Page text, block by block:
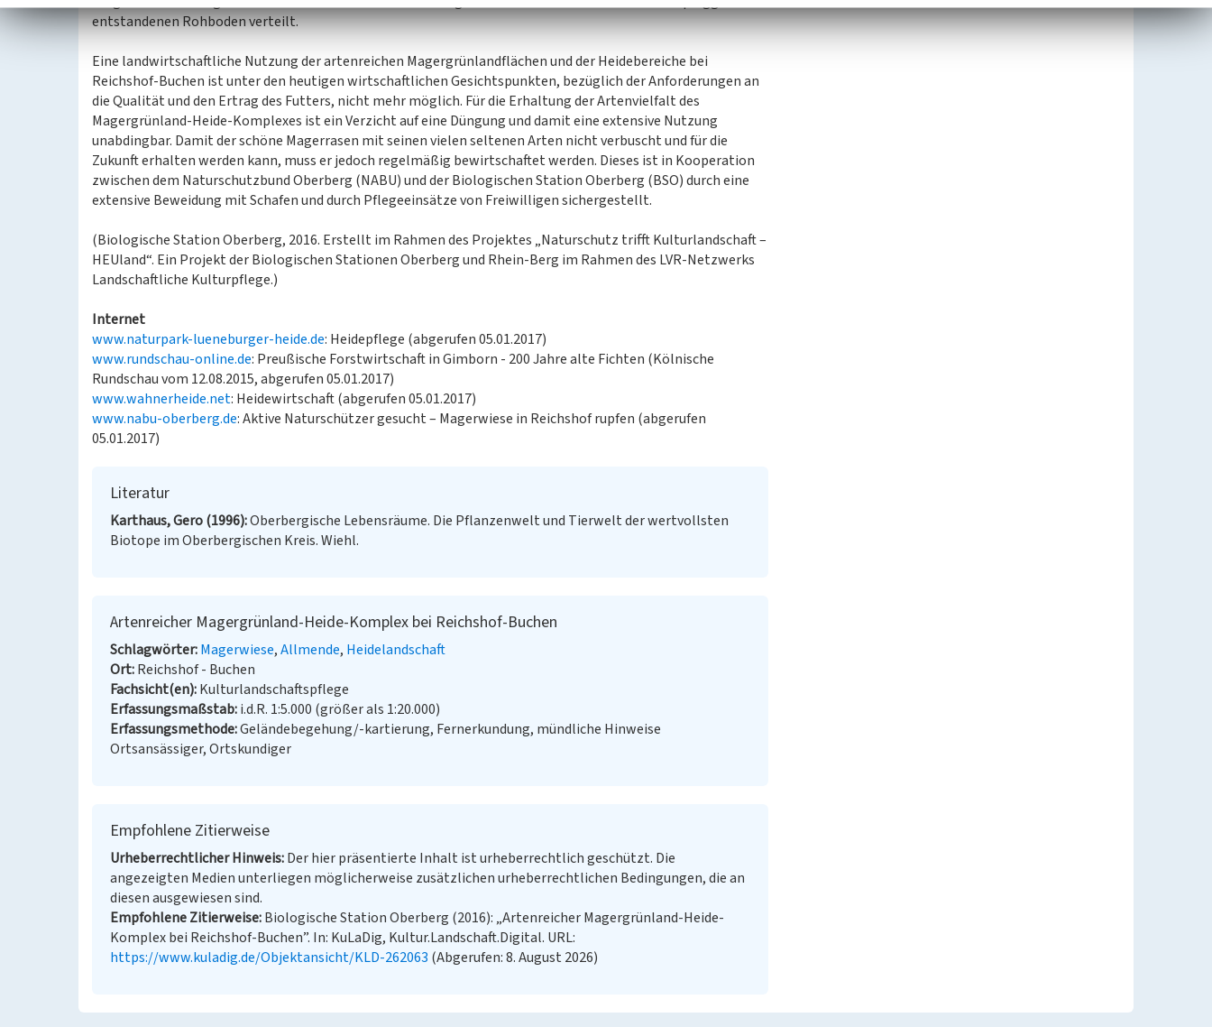
entstandenen Rohboden verteilt.
Eine landwirtschaftliche Nutzung der artenreichen Magergrünlandflächen und der Heidebereiche bei
Reichshof-Buchen ist unter den heutigen wirtschaftlichen Gesichtspunkten, bezüglich der Anforderungen an
die Qualität und den Ertrag des Futters, nicht mehr möglich. Für die Erhaltung der Artenvielfalt des
Magergrünland-Heide-Komplexes ist ein Verzicht auf eine Düngung und damit eine extensive Nutzung
unabdingbar. Damit der schöne Magerrasen mit seinen vielen seltenen Arten nicht verbuscht und für die
Zukunft erhalten werden kann, muss er jedoch regelmäßig bewirtschaftet werden. Dieses ist in Kooperation
zwischen dem Naturschutzbund Oberberg (NABU) und der Biologischen Station Oberberg (BSO) durch eine
extensive Beweidung mit Schafen und durch Pflegeeinsätze von Freiwilligen sichergestellt.
(Biologische Station Oberberg, 2016. Erstellt im Rahmen des Projektes „Naturschutz trifft Kulturlandschaft –
HEUland“. Ein Projekt der Biologischen Stationen Oberberg und Rhein-Berg im Rahmen des LVR-Netzwerks
Landschaftliche Kulturpflege.)
Internet
www.naturpark-lueneburger-heide.de: Heidepflege (abgerufen 05.01.2017)
www.rundschau-online.de: Preußische Forstwirtschaft in Gimborn - 200 Jahre alte Fichten (Kölnische
Rundschau vom 12.08.2015, abgerufen 05.01.2017)
www.wahnerheide.net: Heidewirtschaft (abgerufen 05.01.2017)
www.nabu-oberberg.de: Aktive Naturschützer gesucht – Magerwiese in Reichshof rupfen (abgerufen
05.01.2017)
Literatur
Karthaus, Gero (1996) Oberbergische Lebensräume. Die Pflanzenwelt und Tierwelt der wertvollsten
Biotope im Oberbergischen Kreis. Wiehl.
Artenreicher Magergrünland-Heide-Komplex bei Reichshof-Buchen
Schlagwörter Magerwiese Allmende Heidelandschaft
Ort Reichshof - Buchen
Fachsicht(en) Kulturlandschaftspflege
Erfassungsmaßstab i.d.R. 1:5.000 (größer als 1:20.000)
Erfassungsmethode Geländebegehung/-kartierung, Fernerkundung, mündliche Hinweise
Ortsansässiger, Ortskundiger
Empfohlene Zitierweise
Urheberrechtlicher Hinweis Der hier präsentierte Inhalt ist urheberrechtlich geschützt. Die
angezeigten Medien unterliegen möglicherweise zusätzlichen urheberrechtlichen Bedingungen, die an
diesen ausgewiesen sind.
Empfohlene Zitierweise Biologische Station Oberberg (2016): „Artenreicher Magergrünland-Heide-
Komplex bei Reichshof-Buchen”. In: KuLaDig, Kultur.Landschaft.Digital. URL:
https://www.kuladig.de/Objektansicht/KLD-262063 (Abgerufen: 8. August 2026)